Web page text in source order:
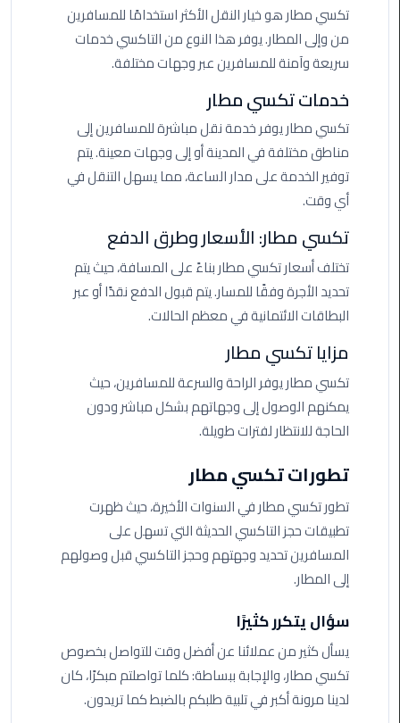
ليموزين
مطار
العالمين
ليموزين
مطار
العرب
اسكندرية
ليموزين
العرب
الاسكندرية
ليموزين
القاهرة
مطار
العرب
ليموزين
مطار
سارات
مرسيدس
تكسي مطار هو خيار النقل الأكثر استخدامًا للمسافرين
من وإلى المطار. يوفر هذا النوع من التاكسي خدمات
سريعة وآمنة للمسافرين عبر وجهات مختلفة.
خدمات تكسي مطار
تكسي مطار يوفر خدمة نقل مباشرة للمسافرين إلى
مناطق مختلفة في المدينة أو إلى وجهات معينة. يتم
توفير الخدمة على مدار الساعة، مما يسهل التنقل في
أي وقت.
تكسي مطار: الأسعار وطرق الدفع
تختلف أسعار تكسي مطار بناءً على المسافة، حيث يتم
تحديد الأجرة وفقًا للمسار. يتم قبول الدفع نقدًا أو عبر
البطاقات الائتمانية في معظم الحالات.
مزايا تكسي مطار
تكسي مطار يوفر الراحة والسرعة للمسافرين، حيث
يمكنهم الوصول إلى وجهاتهم بشكل مباشر ودون
الحاجة للانتظار لفترات طويلة.
تطورات تكسي مطار
تطور تكسي مطار في السنوات الأخيرة، حيث ظهرت
تطبيقات حجز التاكسي الحديثة التي تسهل على
المسافرين تحديد وجهتهم وحجز التاكسي قبل وصولهم
إلى المطار.
سؤال يتكرر كثيرًا
يسأل كثير من عملائنا عن أفضل وقت للتواصل بخصوص
تكسي مطار، والإجابة ببساطة: كلما تواصلتم مبكرًا، كان
لدينا مرونة أكبر في تلبية طلبكم بالضبط كما تريدون.